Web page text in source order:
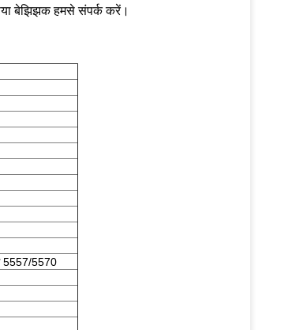
बेझिझक हमसे संपर्क करें।
5557/5570